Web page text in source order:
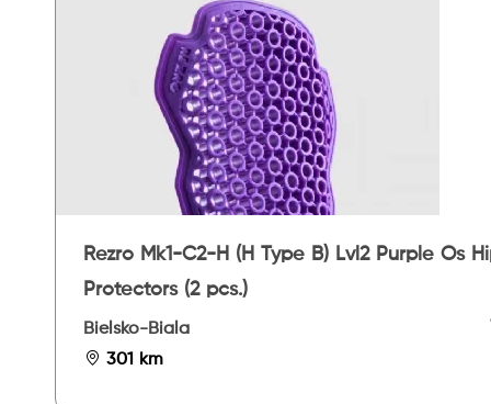
Rezro Mk1-C2-H (H Type B) Lvl2 Purple Os
Protectors (2 pcs.)
Bielsko-Biala
301 km